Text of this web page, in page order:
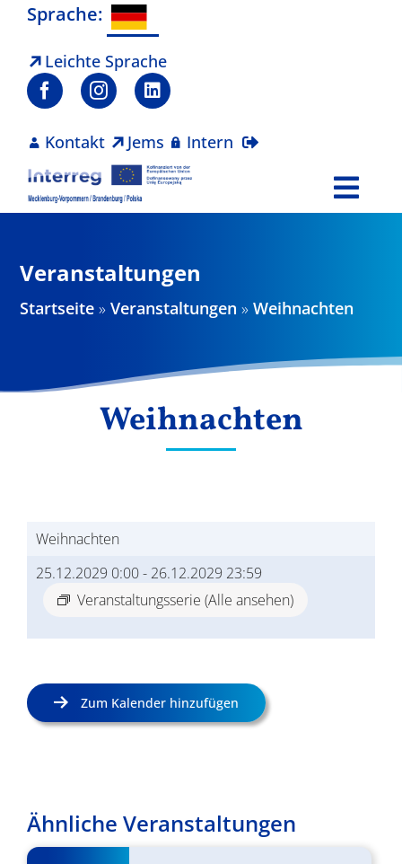
Zum
springen
Sprache:
Leichte Sprache
Kontakt Jems Intern
Projekte
Ergebnisse
Veranstaltungen
Startseite »Veranstaltungen »Weihnachten
Weihnachten
Weihnachten
25.12.2029 0:00- 26.12.2029 23:59
Veranstaltungsserie (Alle ansehen)
Zum Kalender hinzufügen
Ähnliche Veranstaltungen